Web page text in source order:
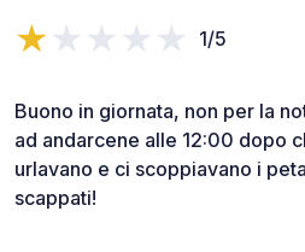
1/5
Buono in giornata, non per la
ad andarcene alle 12:00 dopo
urlavano e ci scoppiavano i
scappati!